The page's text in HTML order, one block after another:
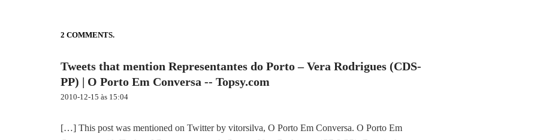
t
a
v
i
a
2 COMMENTS.
Tweets that mention Representantes do Porto – Vera Rodrigues (CDS-
PP) | O Porto Em Conversa -- Topsy.com
2010-12-15 às 15:04
[…] This post was mentioned on Twitter by vitorsilva, O Porto Em Conversa. O Porto Em